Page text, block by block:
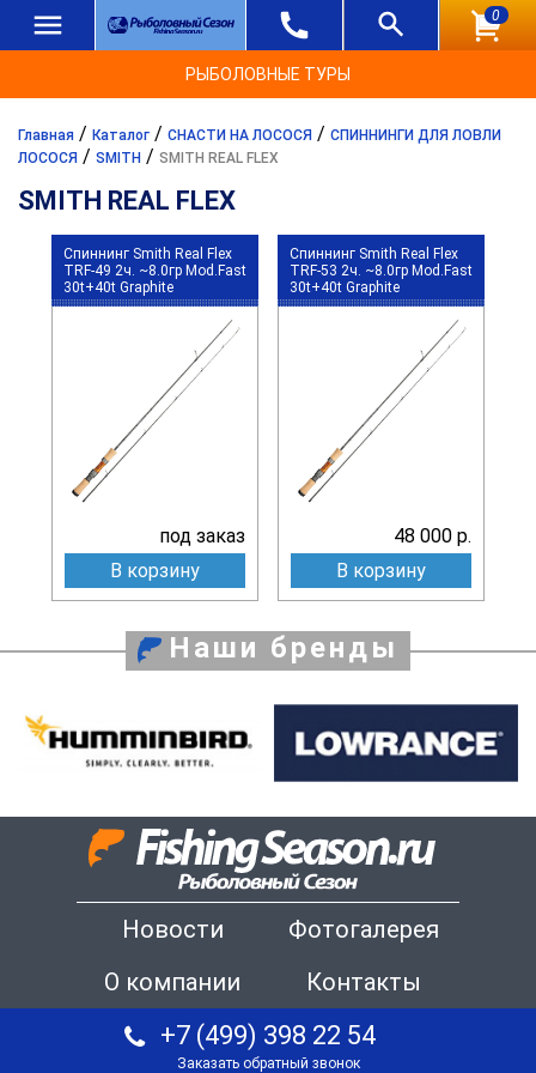
0
РЫБОЛОВНЫЕ ТУРЫ
Главная / Каталог / СНАСТИ НА ЛОСОСЯ / СПИННИНГИ ДЛЯ ЛОВЛИ
ЛОСОСЯ / SMITH / SMITH REAL FLEX
SMITH REAL FLEX
Спиннинг Smith Real Flex
TRF-49 2ч. ~8.0гр Mod.Fast
30t+40t Graphite
под заказ
В корзину
Спиннинг Smith Real Flex
TRF-53 2ч. ~8.0гр Mod.Fast
30t+40t Graphite
48 000 р.
В корзину
Наши бренды
Новости
Фотогалерея
О компании
Контакты
+7 (499) 398 22 54
Заказать обратный звонок